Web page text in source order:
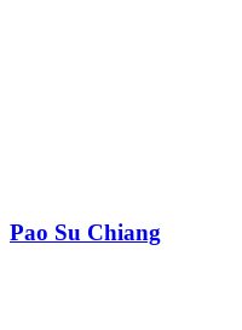
Pao Su Chiang